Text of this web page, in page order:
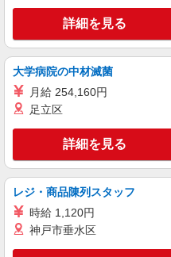
東十条駅＊
ンの看護スタ
時給2400
ン代含む)/日
株式会社kotrio /●SW-H1-2098840
東十条駅＊
て世代から大
時給
東京都北
詳細を見る
大学病院の中材滅菌
月給 254,160円
足立区
詳細を見る
レジ・商品陳列スタッフ
時給 1,120円
神戸市垂水区